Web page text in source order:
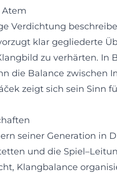
Verdichtung
klar gegliederte
zu verhärten.
die Balance zwischen
zeigt sich sein Sinn
seiner Generation in
und die
Klangbalance